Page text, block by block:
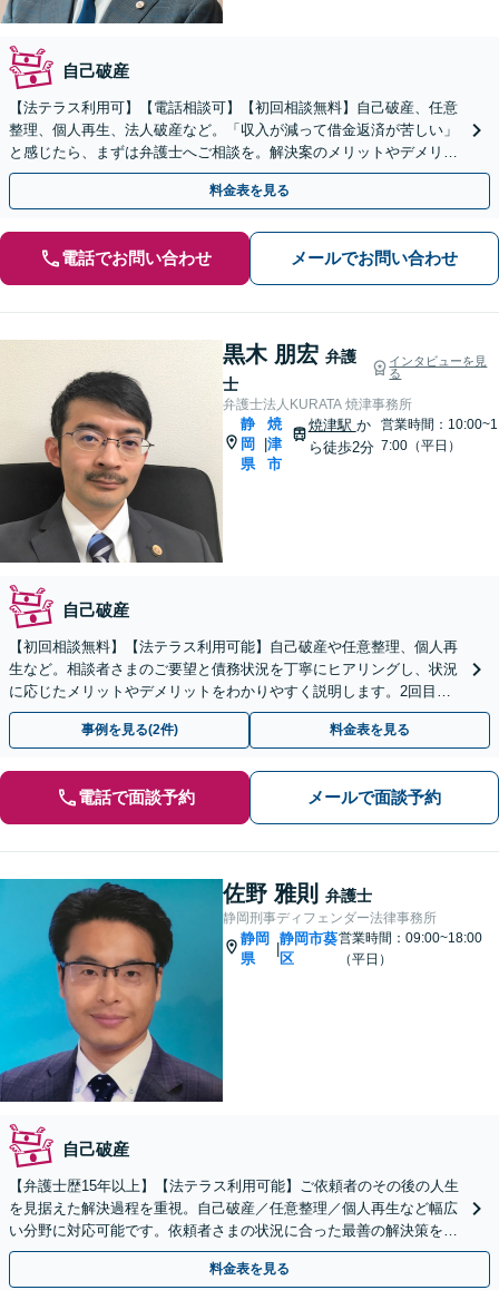
自己破産
【法テラス利用可】【電話相談可】【初回相談無料】自己破産、任意
整理、個人再生、法人破産など。「収入が減って借金返済が苦しい」
と感じたら、まずは弁護士へご相談を。解決案のメリットやデメリッ
トを丁寧に説明します【休日面談OK】
料金表を見る
電話でお問い合わせ メールでお問い合わせ
黒木 朋宏 弁護
士
インタビューを見
る
弁護士法人KURATA 焼津事務所
静
岡
県
焼
津
市
焼津駅 か
ら徒歩2分
営業時間：10:00~1
7:00（平日）
自己破産
【初回相談無料】【法テラス利用可能】自己破産や任意整理、個人再
生など。相談者さまのご要望と債務状況を丁寧にヒアリングし、状況
に応じたメリットやデメリットをわかりやすく説明します。2回目の
債務整理も対応可能です【焼津駅2分】
事例を見る(2件) 料金表を見る
電話で面談予約 メールで面談予約
佐野 雅則 弁護士
静岡刑事ディフェンダー法律事務所
静岡
県
静岡市葵
区
営業時間：09:00~18:00
（平日）
自己破産
【弁護士歴15年以上】【法テラス利用可能】ご依頼者のその後の人生
を見据えた解決過程を重視。自己破産／任意整理／個人再生など幅広
い分野に対応可能です。依頼者さまの状況に合った最善の解決策をご
提案します。【初回相談無料】【静岡駅10分】
料金表を見る